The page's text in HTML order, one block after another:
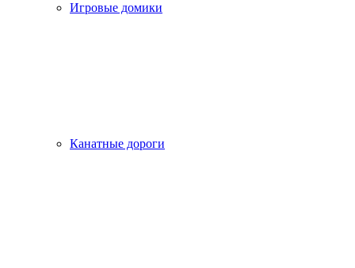
Игровые домики
Канатные дороги